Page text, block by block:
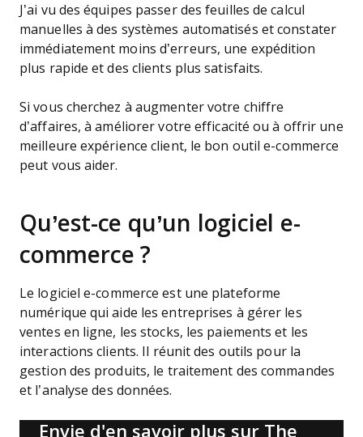
J’ai vu des équipes passer des feuilles de calcul
manuelles à des systèmes automatisés et constater
immédiatement moins d’erreurs, une expédition
plus rapide et des clients plus satisfaits.
Si vous cherchez à augmenter votre chiffre
d’affaires, à améliorer votre efficacité ou à offrir une
meilleure expérience client, le bon outil e-commerce
peut vous aider.
Qu’est-ce qu’un logiciel e-
commerce ?
Le logiciel e-commerce est une plateforme
numérique qui aide les entreprises à gérer les
ventes en ligne, les stocks, les paiements et les
interactions clients. Il réunit des outils pour la
gestion des produits, le traitement des commandes
et l’analyse des données.
Envie d'en savoir plus sur The